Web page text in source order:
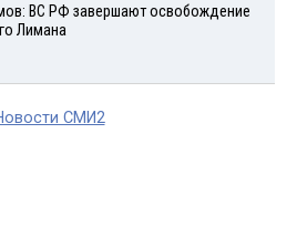
ВС РФ завершают освобождение
Лимана
СМИ2